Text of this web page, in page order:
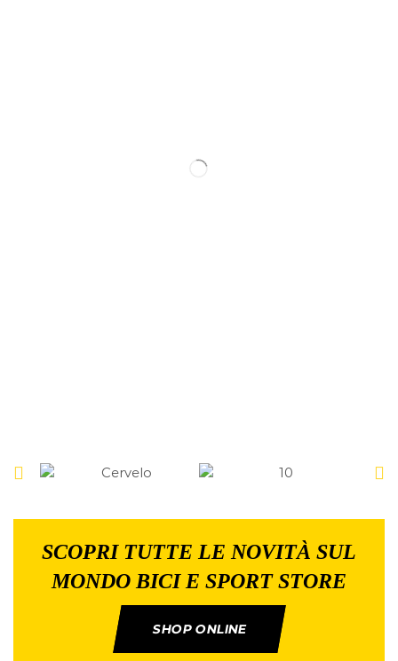
SCOPRI TUTTE LE NOVITÀ SUL
MONDO BICI E SPORT STORE
SHOP ONLINE